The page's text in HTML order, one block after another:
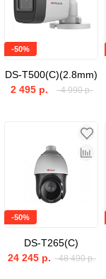
-50%
DS-T500(C)(2.8mm)
4 990 р.
2 495 р.
-50%
DS-T265(C)
48 490 р.
24 245 р.